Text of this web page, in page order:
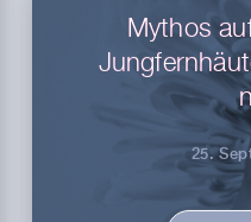
Mythos
25.